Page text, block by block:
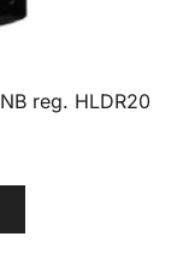
reg. HLDR20